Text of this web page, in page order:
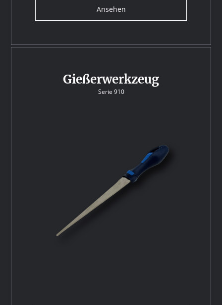
Ansehen
Gießerwerkzeug
Serie 910